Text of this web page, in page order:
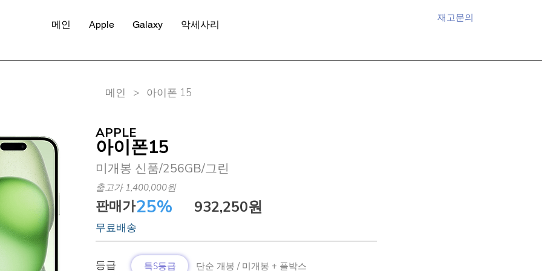
메인 Apple Galaxy 악세사리
재고문의
​메인 > 아이폰 15
아이폰15
APPLE
미개봉 신품/256GB/그린
출고가 1,400,000원
판매가25% 932,250원
무료배송
​등급 특S등급 단순 개봉 / 미개봉 + 풀박스